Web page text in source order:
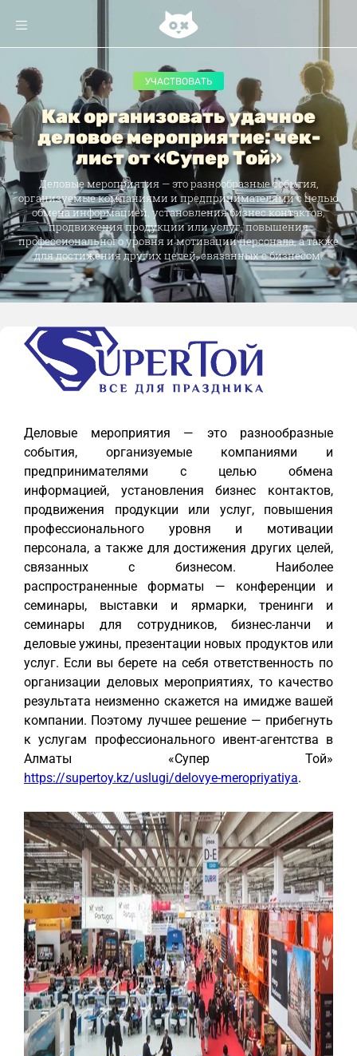
УЧАСТВОВАТЬ
Как организовать удачное
деловое мероприятие: чек-
лист от «Супер Той»
Деловые мероприятия — это разнообразные события,
организуемые компаниями и предпринимателями с целью
обмена информацией, установления бизнес контактов,
продвижения продукции или услуг, повышения
профессионального уровня и мотивации персонала, а также
для достижения других целей, связанных с бизнесом.
Деловые мероприятия — это разнообразные
события, организуемые компаниями и
предпринимателями с целью обмена
информацией, установления бизнес контактов,
продвижения продукции или услуг, повышения
профессионального уровня и мотивации
персонала, а также для достижения других целей,
связанных с бизнесом. Наиболее
распространенные форматы — конференции и
семинары, выставки и ярмарки, тренинги и
семинары для сотрудников, бизнес-ланчи и
деловые ужины, презентации новых продуктов или
услуг. Если вы берете на себя ответственность по
организации деловых мероприятиях, то качество
результата неизменно скажется на имидже вашей
компании. Поэтому лучшее решение — прибегнуть
к услугам профессионального ивент-агентства в
Алматы «Супер Той»
https://supertoy.kz/uslugi/delovye-meropriyatiya.